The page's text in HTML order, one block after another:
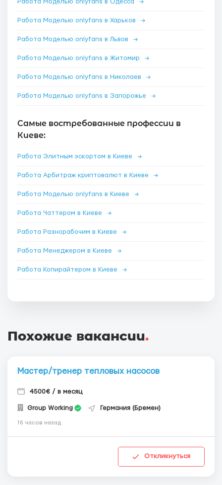
Работа Моделью onlyfans в Одесса →
Работа Моделью onlyfans в Харьков →
Работа Моделью onlyfans в Львов →
Работа Моделью onlyfans в Житомир →
Работа Моделью onlyfans в Николаев →
Работа Моделью onlyfans в Запорожье →
Самые востребованные профессии в
Киеве:
Работа Элитным эскортом в Киеве →
Работа Арбитраж криптовалют в Киеве →
Работа Моделью onlyfans в Киеве →
Работа Чаттером в Киеве →
Работа Разнорабочим в Киеве →
Работа Менеджером в Киеве →
Работа Копирайтером в Киеве →
Похожие вакансии.
Мастер/тренер тепловых насосов
4500€ / в месяц
Group Working Германия (Бремен)
16 часов назад
Откликнуться